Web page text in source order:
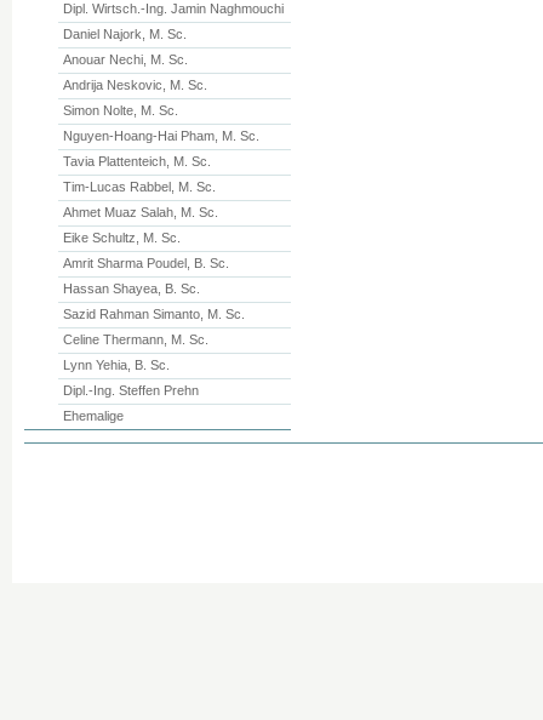
Dipl. Wirtsch.-Ing. Jamin Naghmouchi
Daniel Najork, M. Sc.
Anouar Nechi, M. Sc.
Andrija Neskovic, M. Sc.
Simon Nolte, M. Sc.
Nguyen-Hoang-Hai Pham, M. Sc.
Tavia Plattenteich, M. Sc.
Tim-Lucas Rabbel, M. Sc.
Ahmet Muaz Salah, M. Sc.
Eike Schultz, M. Sc.
Amrit Sharma Poudel, B. Sc.
Hassan Shayea, B. Sc.
Sazid Rahman Simanto, M. Sc.
Celine Thermann, M. Sc.
Lynn Yehia, B. Sc.
Dipl.-Ing. Steffen Prehn
Ehemalige